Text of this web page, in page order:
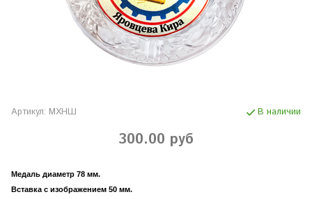
Артикул: МХНШ В наличии
300.00 руб
Медаль диаметр 78 мм.
Вставка с изображением 50 мм.